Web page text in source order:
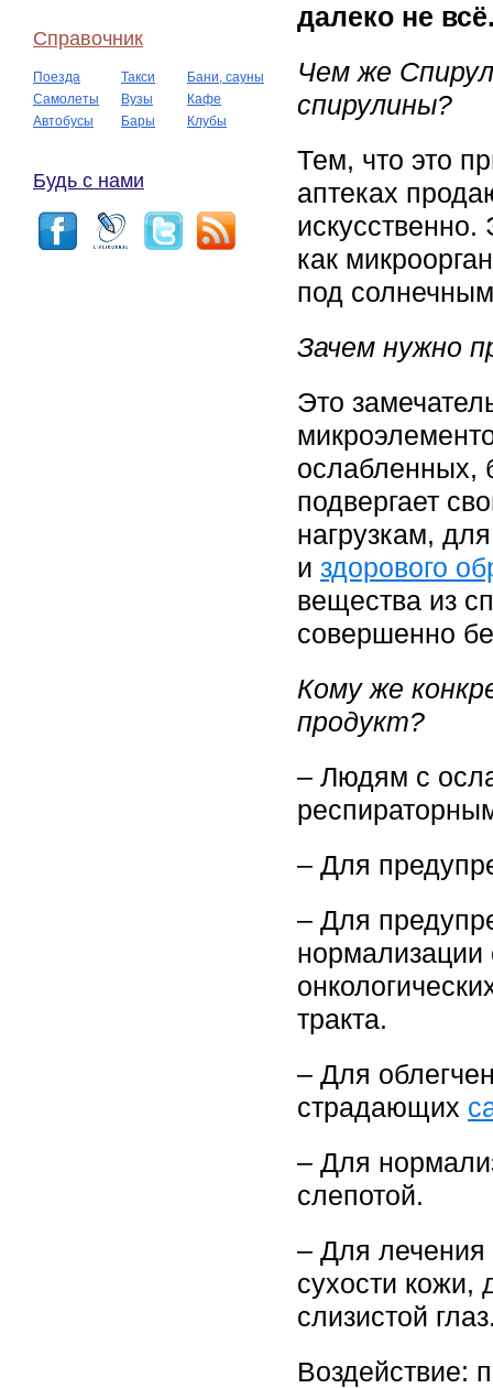
Справочник
Поезда Такси
Бани, сауны
Самолеты
Вузы
Кафе
Автобусы
Бары Клубы
Будь с нами
далеко не
Чем же
спирулины?
Тем, что это
аптеках
искусственно.
как
под
Зачем нужно
Это
ослабленных,
подвергает
нагрузкам,
и здорового
вещества из
совершенно
Кому же
продукт?
– Людям с
– Для
– Для
тракта.
– Для
страдающих
– Для
слепотой.
– Для лечения
сухости кожи,
слизистой
Воздействие: